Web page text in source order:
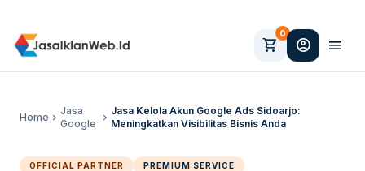
shopping_cart
0
account_circle menu
Home chevron_right
Jasa
Google
chevron_right
Jasa Kelola Akun Google Ads Sidoarjo:
Meningkatkan Visibilitas Bisnis Anda
OFFICIAL PARTNER PREMIUM SERVICE